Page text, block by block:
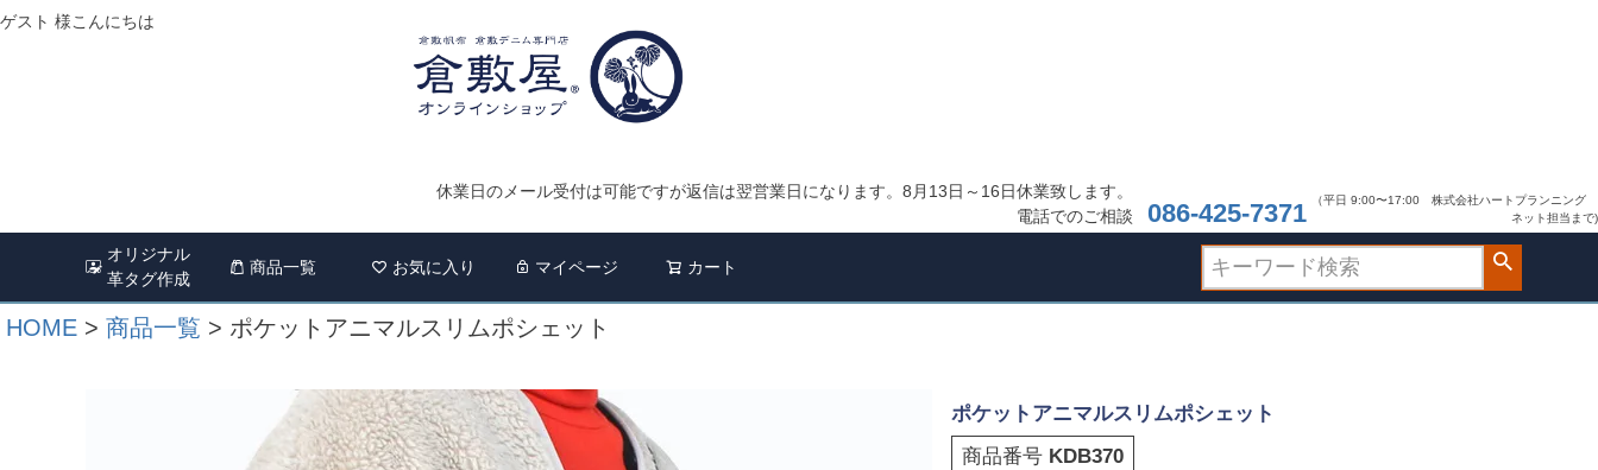
ゲスト 様こんにちは
休業日のメール受付は可能ですが返信は翌営業日になります。8月13日～16日休業致します。
電話でのご相談
086-425-7371
（平日 9:00〜17:00 株式会社ハートプランニング
ネット担当まで)
オリジナル
革タグ作成
商品一覧 お気に入り マイページ カート
HOME 商品一覧 ポケットアニマルスリムポシェット
ポケットアニマルスリムポシェット
商品番号 KDB370